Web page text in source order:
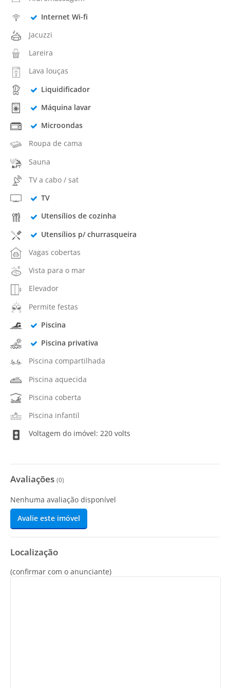
Internet Wi-fi
Jacuzzi
Lareira
Lava louças
Liquidificador
Máquina lavar
Microondas
Roupa de cama
Sauna
TV a cabo / sat
TV
Utensílios de cozinha
Utensílios p/ churrasqueira
Vagas cobertas
Vista para o mar
Elevador
Permite festas
Piscina
Piscina privativa
Piscina compartilhada
Piscina aquecida
Piscina coberta
Piscina infantil
Voltagem do imóvel: 220 volts
Avaliações (0)
Nenhuma avaliação disponível
Avalie este imóvel
Localização
(confirmar com o anunciante)